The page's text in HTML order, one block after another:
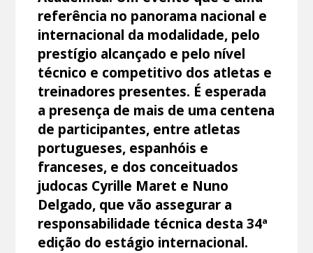
referência no panorama nacional e
internacional da modalidade, pelo
prestígio alcançado e pelo nível
técnico e competitivo dos atletas e
treinadores presentes. É esperada
a presença de mais de uma centena
de participantes, entre atletas
portugueses, espanhóis e
franceses, e dos conceituados
judocas Cyrille Maret e Nuno
Delgado, que vão assegurar a
responsabilidade técnica desta 34ª
edição do estágio internacional.